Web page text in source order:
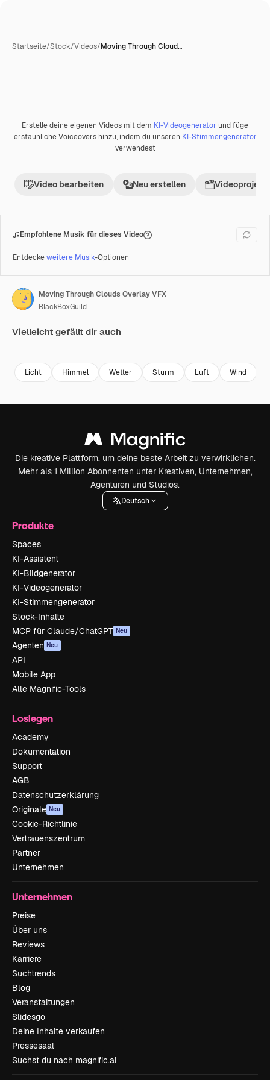
Startseite/Stock/Videos/Moving Through Cloud…
Premium
Erstelle deine eigenen Videos mit dem KI-Videogenerator und füge
erstaunliche Voiceovers hinzu, indem du unseren KI-Stimmengenerator
verwendest
Video bearbeiten Neu erstellen Videoprojekt
Empfohlene Musik für dieses Video
Entdeckeweitere Musik-Optionen
Moving Through Clouds Overlay VFX
BlackBoxGuild
Vielleicht gefällt dir auch
Licht Himmel Wetter Sturm Luft Wind
Die kreative Plattform, um deine beste Arbeit zu verwirklichen.
Mehr als 1 Million Abonnenten unter Kreativen, Unternehmen,
Agenturen und Studios.
Deutsch
Produkte
Spaces
KI-Assistent
KI-Bildgenerator
KI-Videogenerator
KI-Stimmengenerator
Stock-Inhalte
MCP für Claude/ChatGPT Neu
Agenten Neu
API
Mobile App
Alle Magnific-Tools
Loslegen
Academy
Dokumentation
Support
AGB
Datenschutzerklärung
Originale Neu
Cookie-Richtlinie
Vertrauenszentrum
Partner
Unternehmen
Unternehmen
Preise
Über uns
Reviews
Karriere
Suchtrends
Blog
Veranstaltungen
Slidesgo
Deine Inhalte verkaufen
Pressesaal
Suchst du nach magnific.ai